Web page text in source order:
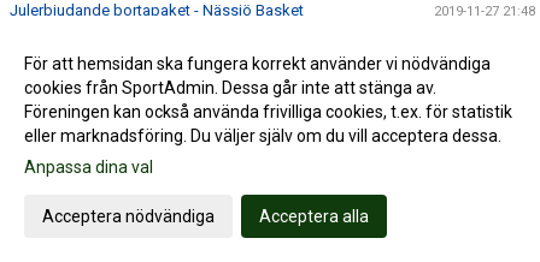
Julerbjudande bortapaket - Nässjö Basket 2019-11-27 21:48
Melina Curiander is the thing!!!
Hemmamatch i Division 1 Herrar! 2019-11-20 11:12
Profilkläder 2019-11-18 13:43
USM HU-17
Andelslotteri dragning november
För att hemsidan ska fungera korrekt använder vi nödvändiga
cookies från SportAdmin. Dessa går inte att stänga av.
Föreningen kan också använda frivilliga cookies, t.ex. för statistik
eller marknadsföring. Du väljer själv om du vill acceptera dessa.
Anpassa dina val
Acceptera nödvändiga Acceptera alla